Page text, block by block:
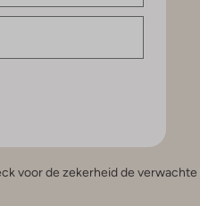
voor de zekerheid de